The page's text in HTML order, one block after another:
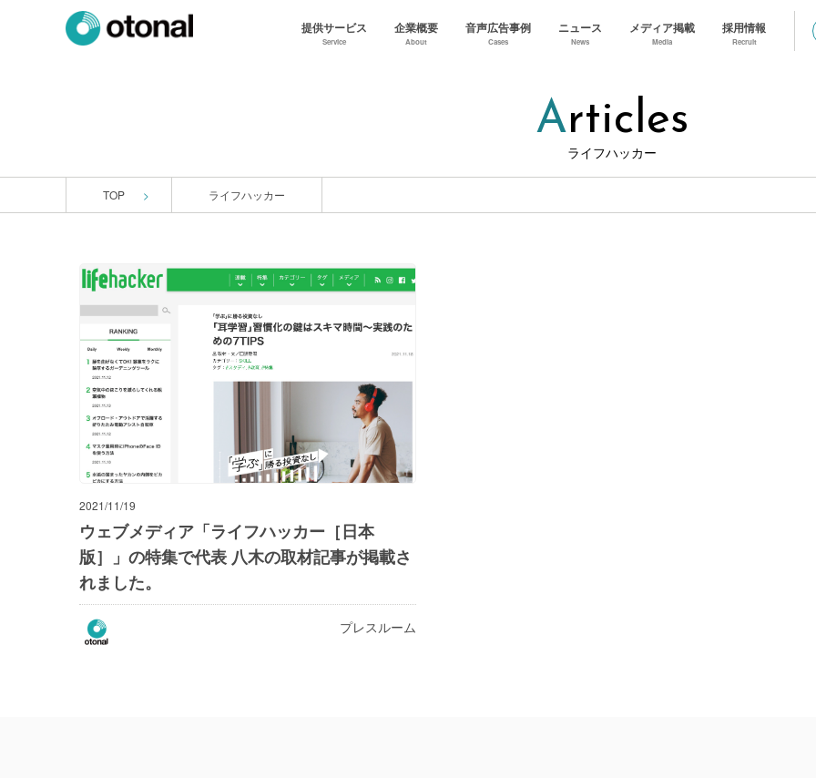
提供サービス
Service
企業概要
About
音声広告事例
Cases
ニュース
News
メディア掲載
Media
採用情報
Recruit
Articles
ライフハッカー
TOP ライフハッカー
2021/11/19
ウェブメディア「ライフハッカー［日本
版］」の特集で代表 八木の取材記事が掲載さ
れました。
プレスルーム